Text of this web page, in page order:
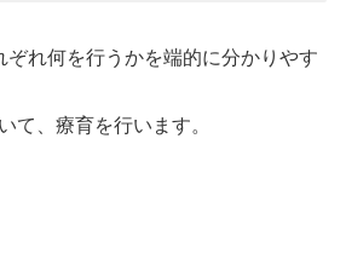
ぞれ何を行うかを端的に分かりやす
て、療育を行います。